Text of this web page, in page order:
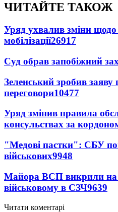
ЧИТАЙТЕ ТАКОЖ
Уряд ухвалив зміни щодо
мобілізації26917
Суд обрав запобіжний
Зеленський зробив заяву
переговори10477
Уряд змінив правила
консульствах за
"Медові пастки": СБУ
військових9948
Майора ВСП викрили на
військовому в СЗЧ9639
Читати коментарі